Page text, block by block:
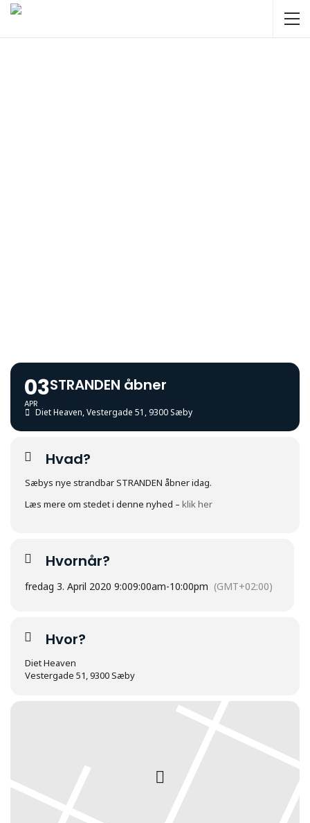
03
APR
STRANDEN åbner
Diet Heaven, Vestergade 51, 9300 Sæby
Hvad?
Sæbys nye strandbar STRANDEN åbner idag.
Læs mere om stedet i denne nyhed – klik her
Hvornår?
fredag 3. April 2020 9:009:00am-10:00pm (GMT+02:00)
Hvor?
Diet Heaven
Vestergade 51, 9300 Sæby